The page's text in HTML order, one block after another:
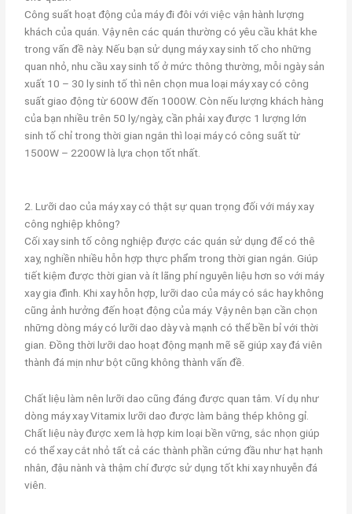
Công suất hoạt động của máy đi đôi với việc vận hành lượng
khách của quán. Vậy nên các quán thường có yêu cầu khắt khe
trong vấn đề này. Nếu bạn sử dụng máy xay sinh tố cho những
quan nhỏ, nhu cầu xay sinh tố ở mức thông thường, mỗi ngày sản
xuất 10 – 30 ly sinh tố thì nên chọn mua loại máy xay có công
suất giao động từ 600W đến 1000W. Còn nếu lượng khách hàng
của bạn nhiều trên 50 ly/ngày, cần phải xay được 1 lượng lớn
sinh tố chỉ trong thời gian ngắn thì loại máy có công suất từ
1500W – 2200W là lựa chọn tốt nhất.
2. Lưỡi dao của máy xay có thật sự quan trọng đối với máy xay
công nghiệp không?
Cối xay sinh tố công nghiệp được các quán sử dụng để có thê
xay, nghiền nhiều hỗn hợp thực phẩm trong thời gian ngắn. Giúp
tiết kiệm được thời gian và ít lãng phí nguyên liệu hơn so với máy
xay gia đình. Khi xay hỗn hợp, lưỡi dao của máy có sắc hay không
cũng ảnh hưởng đến hoạt động của máy. Vậy nên bạn cần chọn
những dòng máy có lưỡi dao dày và mạnh có thể bền bỉ với thời
gian. Đồng thời lưỡi dao hoạt động mạnh mẽ sẽ giúp xay đá viên
thành đá mịn như bột cũng không thành vấn đề.
Chất liệu làm nên lưỡi dao cũng đáng được quan tâm. Ví dụ như
dòng máy xay Vitamix lưỡi dao được làm bằng thép không gỉ.
Chất liệu này được xem là hợp kim loại bền vững, sắc nhọn giúp
có thể xay cắt nhỏ tất cả các thành phần cứng đầu như hạt hạnh
nhân, đậu nành và thậm chí được sử dụng tốt khi xay nhuyễn đá
viên.